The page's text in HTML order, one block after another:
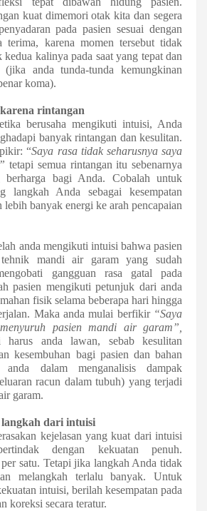
kuat dimemori otak kita dan segera
pada pasien sesuai dengan
terima, karena momen tersebut tidak
kedua kalinya pada saat yang tepat dan
(jika anda tunda-tunda kemungkinan
koma).
rintangan
berusaha mengikuti intuisi, Anda
banyak rintangan dan kesulitan.
“Saya rasa tidak seharusnya saya
tetapi semua rintangan itu sebenarnya
berharga bagi Anda. Cobalah untuk
langkah Anda sebagai kesempatan
lebih banyak energi ke arah pencapaian
anda mengikuti intuisi bahwa pasien
mandi air garam yang sudah
gangguan rasa gatal pada
pasien mengikuti petunjuk dari anda
fisik selama beberapa hari hingga
Maka anda mulai berfikir “Saya
pasien mandi air garam”,
anda lawan, sebab kesulitan
kesembuhan bagi pasien dan bahan
anda dalam menganalisis dampak
racun dalam tubuh) yang terjadi
garam.
dari intuisi
kejelasan yang kuat dari intuisi
dengan kekuatan penuh.
satu. Tetapi jika langkah Anda tidak
melangkah terlalu banyak. Untuk
intuisi, berilah kesempatan pada
koreksi secara teratur.